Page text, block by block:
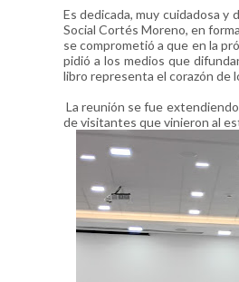
Es dedicada, muy cuidadosa
Social Cortés Moreno, en
se comprometió a que en la
pidió a los medios que
libro representa el corazón de
La reunión se fue
de visitantes que vinieron al